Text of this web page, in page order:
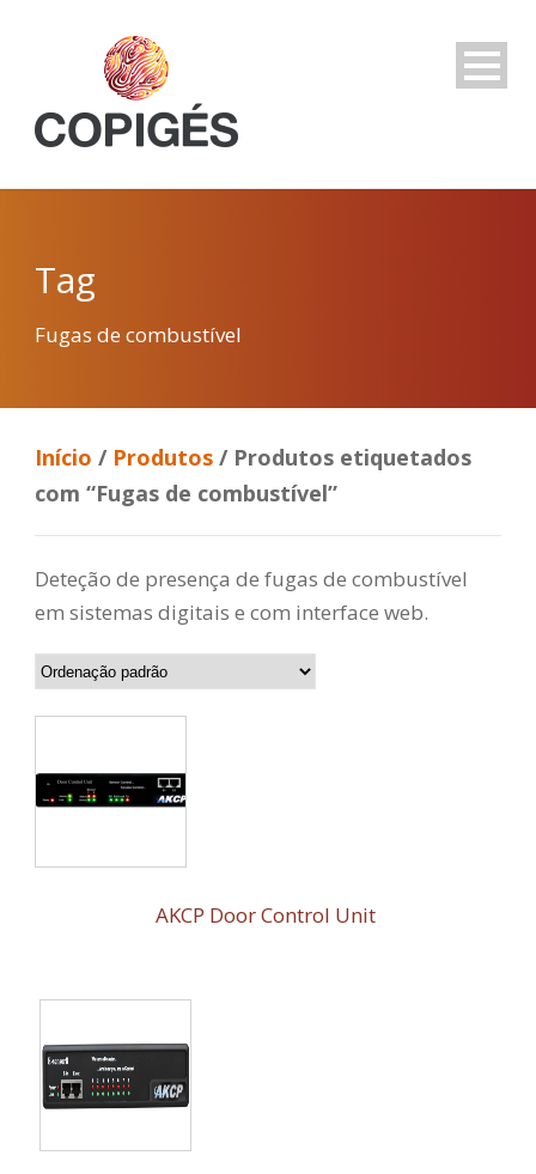
Tag
Fugas de combustível
Início / Produtos / Produtos etiquetados
com “Fugas de combustível”
Deteção de presença de fugas de combustível
em sistemas digitais e com interface web.
AKCP Door Control Unit